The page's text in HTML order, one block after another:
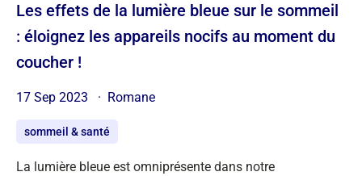
Les effets de la lumière bleue sur le sommeil
: éloignez les appareils nocifs au moment du
coucher !
17 Sep 2023 Romane
sommeil & santé
La lumière bleue est omniprésente dans notre